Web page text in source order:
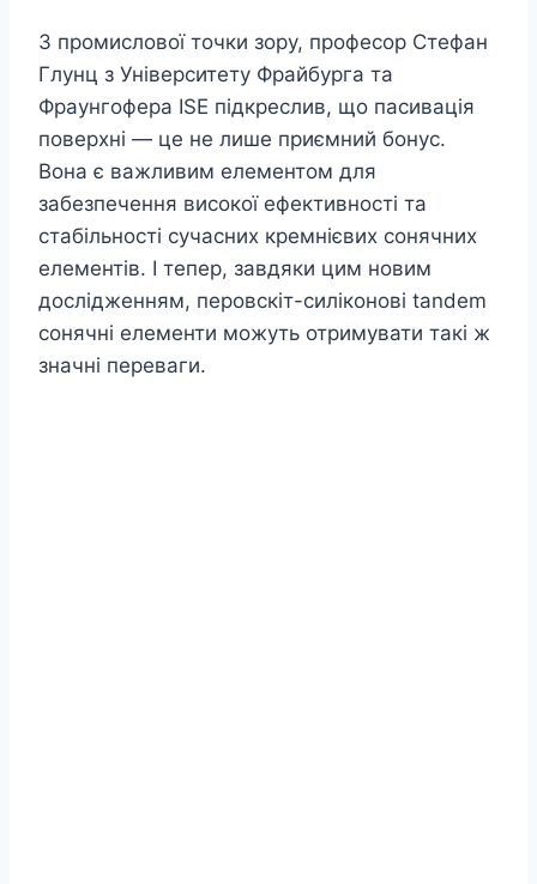
З промислової точки зору, професор Стефан
Глунц з Університету Фрайбурга та
Фраунгофера ISE підкреслив, що пасивація
поверхні — це не лише приємний бонус.
Вона є важливим елементом для
забезпечення високої ефективності та
стабільності сучасних кремнієвих сонячних
елементів. І тепер, завдяки цим новим
дослідженням, перовскіт-силіконові tandem
сонячні елементи можуть отримувати такі ж
значні переваги.